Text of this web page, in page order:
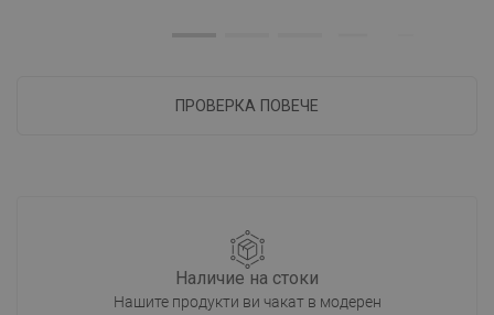
ПРОВЕРКА ПОВЕЧЕ
Наличие на стоки
Нашите продукти ви чакат в модерен